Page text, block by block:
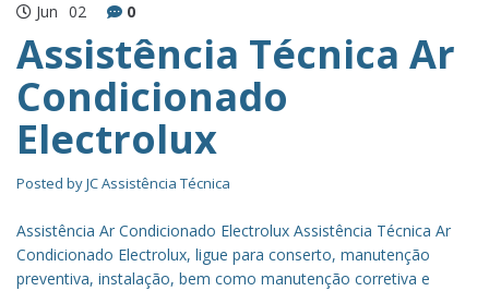
Jun 02 0
Assistência Técnica Ar
Condicionado
Electrolux
Posted byJC Assistência Técnica
Assistência Ar Condicionado Electrolux Assistência Técnica Ar
Condicionado Electrolux, ligue para conserto, manutenção
preventiva, instalação, bem como manutenção corretiva e